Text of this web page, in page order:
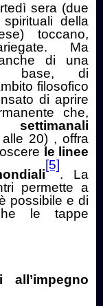
sera (due
della
toccano,
Ma
di una
base, di
filosofico
di aprire
che,
settimanali
20) , offra
le linee
[5]
. La
permette a
possibile e di
le tappe